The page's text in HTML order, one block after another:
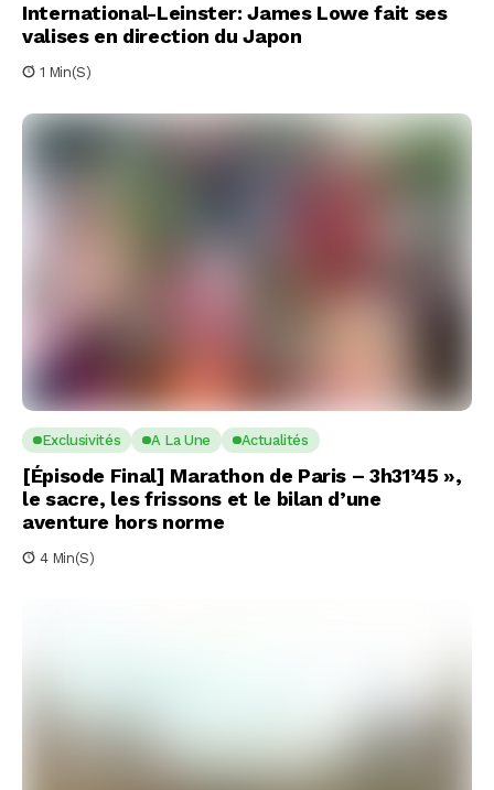
International-Leinster: James Lowe fait ses
valises en direction du Japon
1 Min(s)
Exclusivités A La Une Actualités
[Épisode Final] Marathon de Paris – 3h31’45 »,
le sacre, les frissons et le bilan d’une
aventure hors norme
4 Min(s)